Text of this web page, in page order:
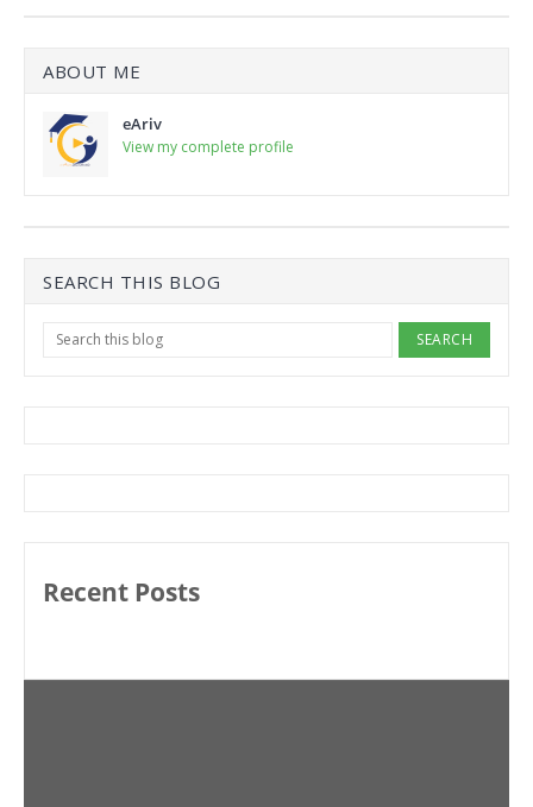
ABOUT ME
eAriv
View my complete profile
SEARCH THIS BLOG
Recent Posts